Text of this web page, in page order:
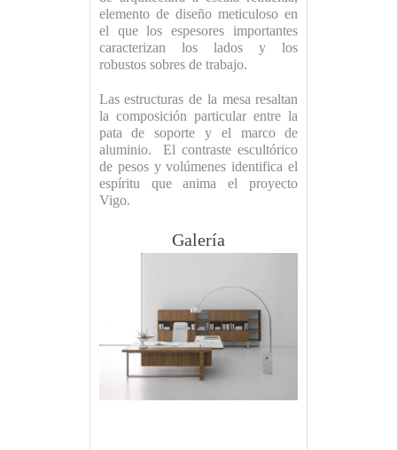
elemento de diseño meticuloso en
el que los espesores importantes
caracterizan los lados y los
robustos sobres de trabajo.
Las estructuras de la mesa resaltan
la composición particular entre la
pata de soporte y el marco de
aluminio. El contraste escultórico
de pesos y volúmenes identifica el
espíritu que anima el proyecto
Vigo.
Galería